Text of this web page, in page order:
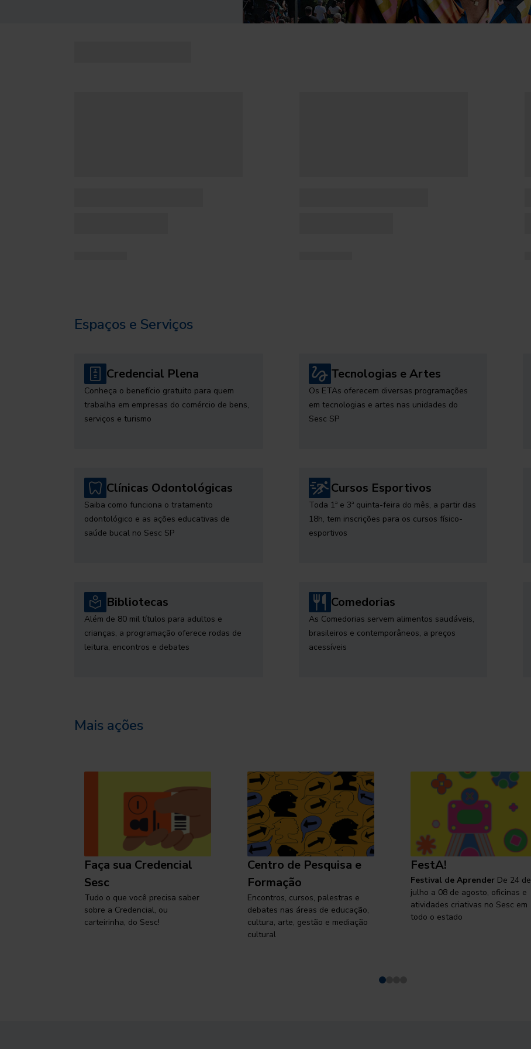
Espaços e Serviços
Credencial Plena
Conheça o benefício gratuito para quem
trabalha em empresas do comércio de bens,
serviços e turismo
Tecnologias e Artes
Os ETAs oferecem diversas programações
em tecnologias e artes nas unidades do
Sesc SP
Clínicas Odontológicas
Saiba como funciona o tratamento
odontológico e as ações educativas de
saúde bucal no Sesc SP
Cursos Esportivos
Toda 1ª e 3ª quinta-feira do mês, a partir das
18h, tem inscrições para os cursos físico-
esportivos
Bibliotecas
Além de 80 mil títulos para adultos e
crianças, a programação oferece rodas de
leitura, encontros e debates
Comedorias
As Comedorias servem alimentos saudáveis,
brasileiros e contemporâneos, a preços
acessíveis
Mais ações
Faça sua Credencial
Sesc
Tudo o que você precisa saber
sobre a Credencial, ou
carteirinha, do Sesc!
Centro de Pesquisa e
Formação
Encontros, cursos, palestras e
debates nas áreas de educação,
cultura, arte, gestão e mediação
cultural
FestA!
Festival de Aprender De 24 de
julho a 08 de agosto, oficinas e
atividades criativas no Sesc em
todo o estado